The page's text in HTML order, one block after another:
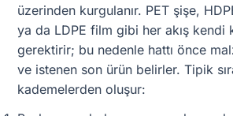
üzerinden kurgulanır. PET şişe,
ya da LDPE film gibi her akış kendi
gerektirir; bu nedenle hattı önce
ve istenen son ürün belirler. Tipik
kademelerden oluşur: